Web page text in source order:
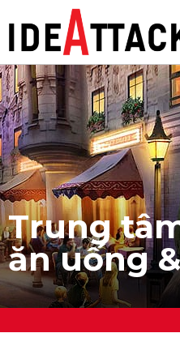
Trung
ăn uống